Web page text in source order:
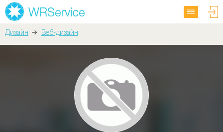
Дизайн Веб-дизайн